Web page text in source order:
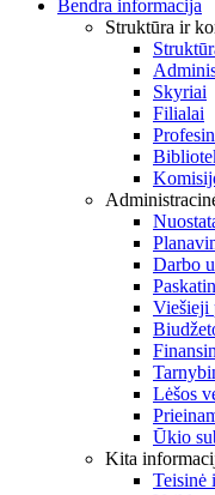
Bendra informacija
Struktūra ir
Skyriai
Filialai
Darbo
Viešieji
Lėšos
Ūkio
Kita
Teisinė